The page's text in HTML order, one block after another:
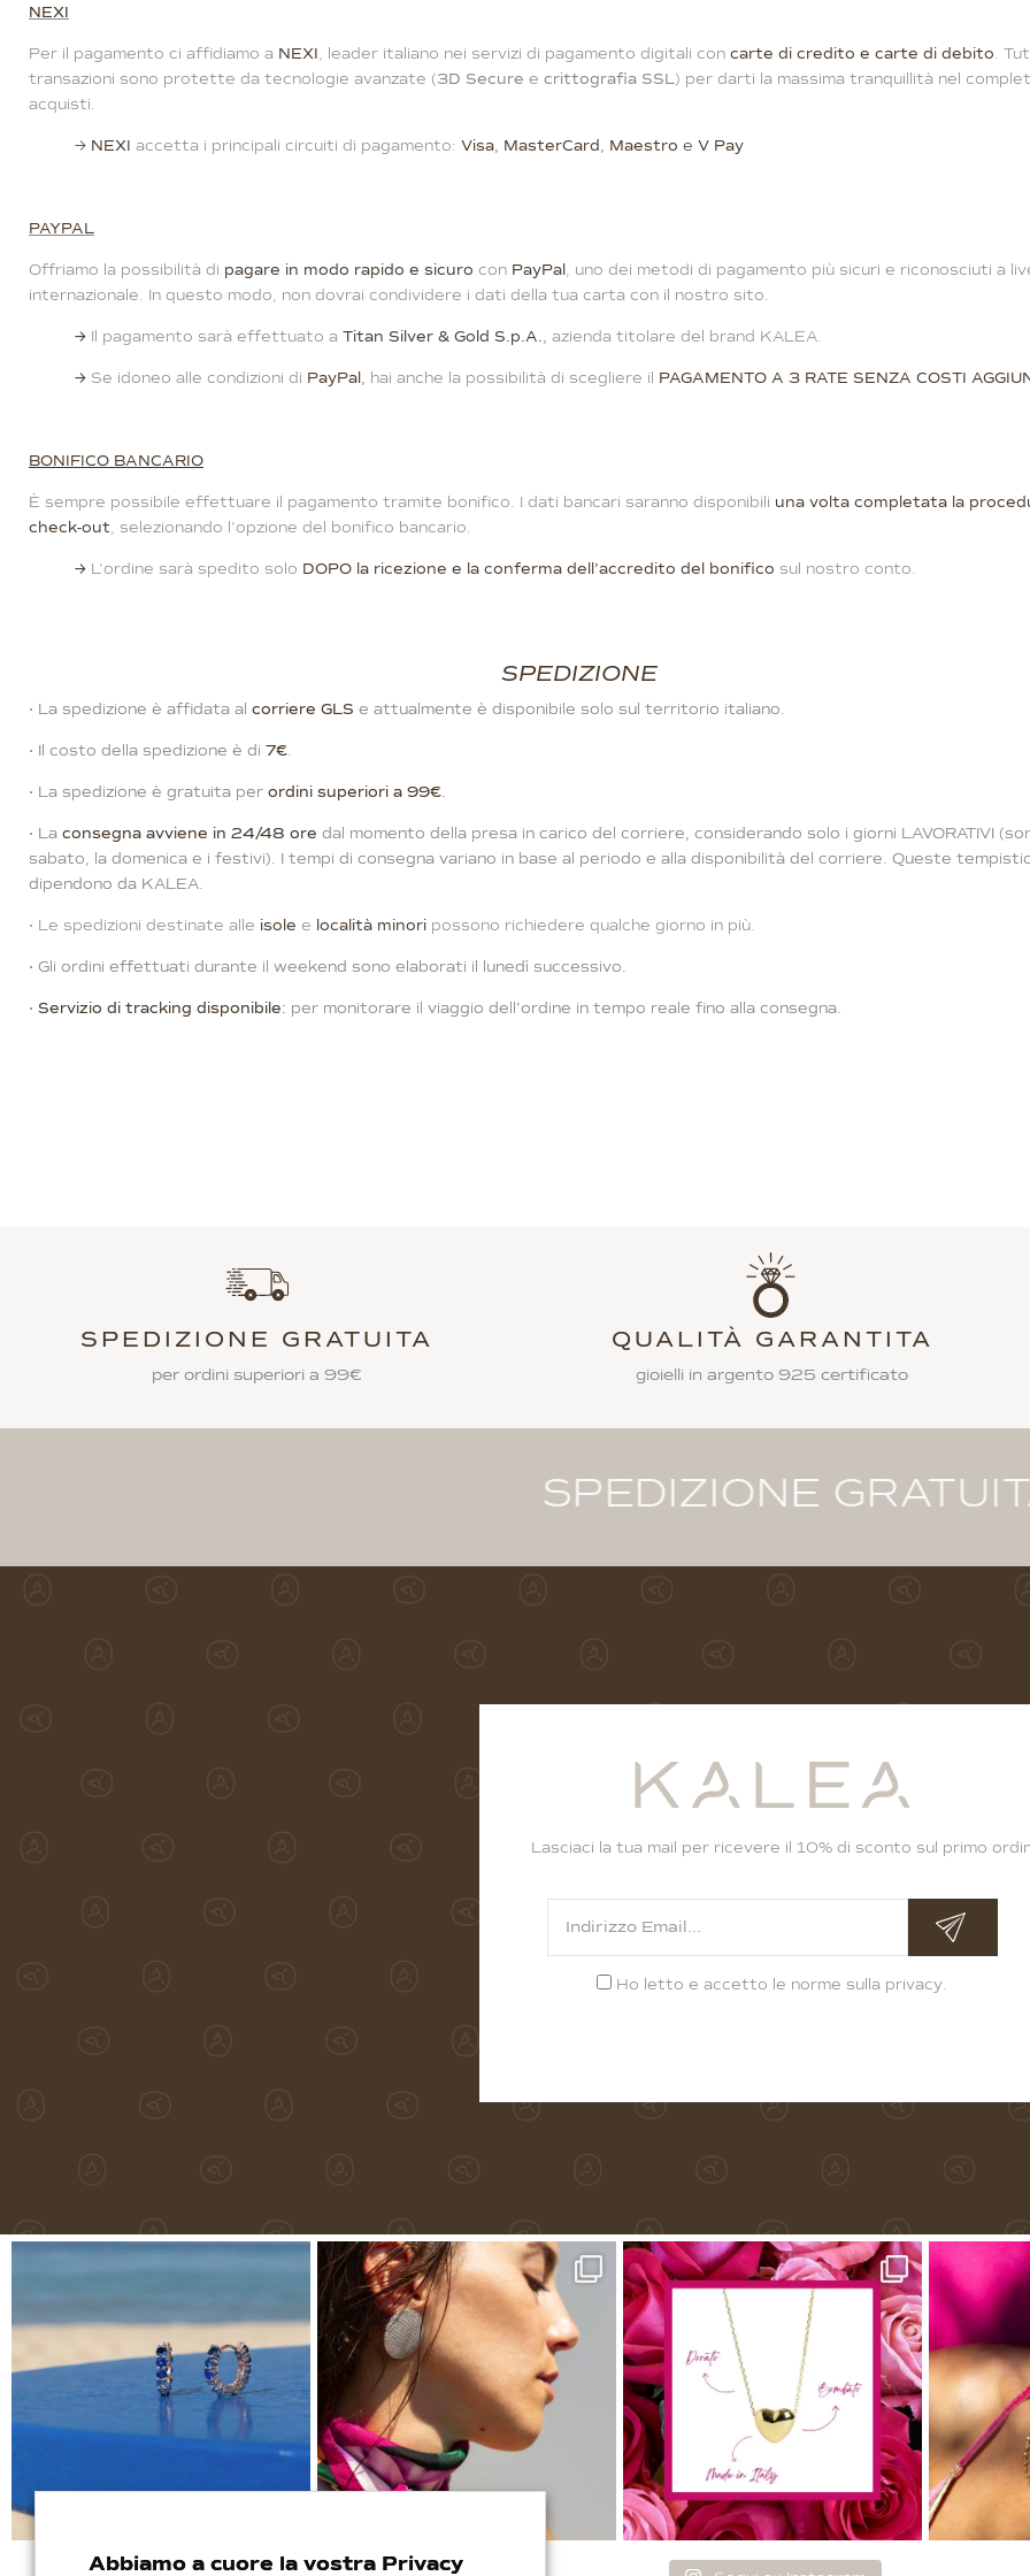
NEXI
Per il pagamento ci affidiamo a NEXI , leader italiano nei servizi di pagamento digitali con carte di credito e carte di debito.
transazioni sono protette da tecnologie avanzate (3D Secure e crittografia SSL) per darti la massima tranquillità nel
acquisti.
→ NEXI accetta i principali circuiti di pagamento: Visa, MasterCard , Maestro e V Pay
PAYPAL
Offriamo la possibilità di pagare in modo rapido e sicuro con PayPal , uno dei metodi di pagamento più sicuri e riconosciuti a
internazionale. In questo modo, non dovrai condividere i dati della tua carta con il nostro sito.
→ Il pagamento sarà effettuato a Titan Silver & Gold S.p.A., azienda titolare del brand KALEA.
→ Se idoneo alle condizioni di PayPal , hai anche la possibilità di scegliere il PAGAMENTO A 3 RATE SENZA COSTI
BONIFICO BANCARIO
È sempre possibile effettuare il pagamento tramite bonifico. I dati bancari saranno disponibili una volta completata la
check-out, selezionando l’opzione del bonifico bancario.
→ L’ordine sarà spedito solo DOPO la ricezione e la conferma dell’accredito del bonifico sul nostro conto.
SPEDIZIONE
⋅ La spedizione è affidata al corriere GLS e attualmente è disponibile solo sul territorio italiano.
⋅ Il costo della spedizione è di 7€.
⋅ La spedizione è gratuita per ordini superiori a 99€.
⋅ La consegna avviene in 24/48 ore dal momento della presa in carico del corriere, considerando solo i giorni LAVORATIVI
sabato, la domenica e i festivi). I tempi di consegna variano in base al periodo e alla disponibilità del corriere. Queste
dipendono da KALEA.
⋅ Le spedizioni destinate alle isole e località minori possono richiedere qualche giorno in più.
⋅ Gli ordini effettuati durante il weekend sono elaborati il lunedì successivo.
⋅ Servizio di tracking disponibile: per monitorare il viaggio dell’ordine in tempo reale fino alla consegna.
SPEDIZIONE GRATUITA
per ordini superiori a 99€
QUALITÀ GARANTITA
gioielli in argento 925 certificato
SPEDIZIONE GRATUITA
Lasciaci la tua mail per ricevere il 10% di sconto sul primo
Ho letto e accetto le norme sulla privacy
Abbiamo a cuore la vostra Privacy